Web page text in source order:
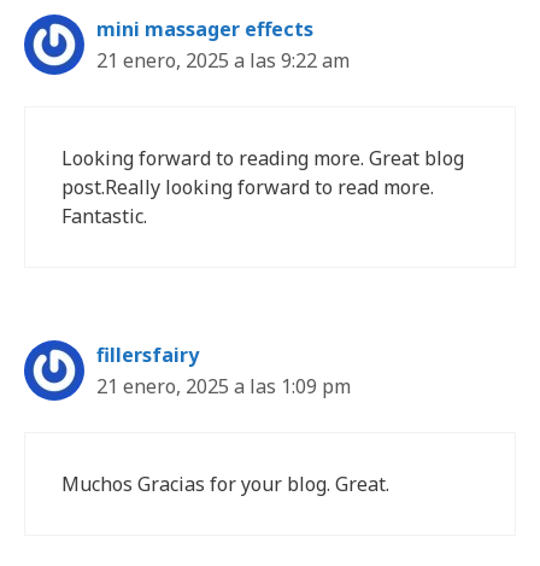
mini massager effects
21 enero, 2025 a las 9:22 am
Looking forward to reading more. Great blog
post.Really looking forward to read more.
Fantastic.
fillersfairy
21 enero, 2025 a las 1:09 pm
Muchos Gracias for your blog. Great.